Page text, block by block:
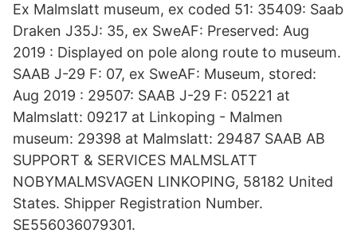
Ex Malmslatt museum, ex coded 51: 35409: Saab
Draken J35J: 35, ex SweAF: Preserved: Aug
2019 : Displayed on pole along route to museum.
SAAB J-29 F: 07, ex SweAF: Museum, stored:
Aug 2019 : 29507: SAAB J-29 F: 05221 at
Malmslatt: 09217 at Linkoping - Malmen
museum: 29398 at Malmslatt: 29487 SAAB AB
SUPPORT & SERVICES MALMSLATT
NOBYMALMSVAGEN LINKOPING, 58182 United
States. Shipper Registration Number.
SE556036079301.